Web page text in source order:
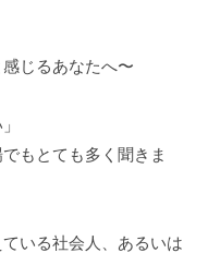
じるあなたへ〜
もとても多く聞きま
いる社会人、あるいは